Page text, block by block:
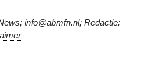
info@abmfn.nl; Redactie: